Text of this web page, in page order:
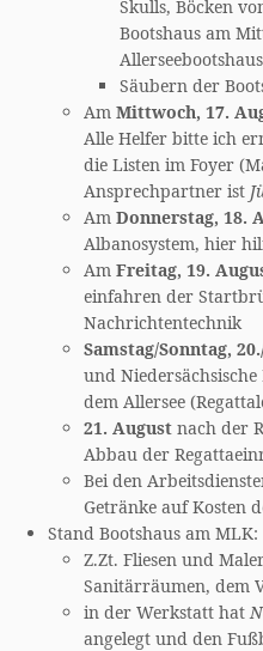
Skulls, Böcken
Bootshaus am
Säubern der
Am Mittwoch, 17.
Alle Helfer bitte ich
die Listen im Foyer
Ansprechpartner ist
Am Donnerstag, 18.
Albanosystem, hier
Am Freitag, 19.
einfahren der
Nachrichtentechnik
Samstag/Sonntag,
und
dem Allersee
21. August nach der
Abbau der
Bei den
Getränke auf Kosten
Stand Bootshaus am MLK:
Z.Zt. Fliesen und
Sanitärräumen, dem
in der Werkstatt hat
angelegt und den